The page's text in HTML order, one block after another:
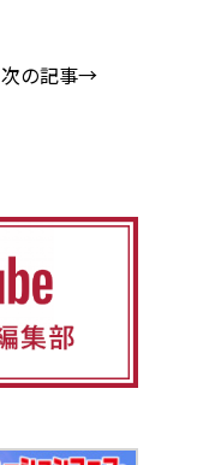
次の記事→